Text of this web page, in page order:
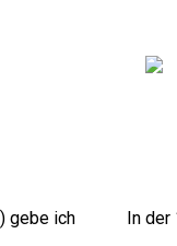
gebe ich
In der